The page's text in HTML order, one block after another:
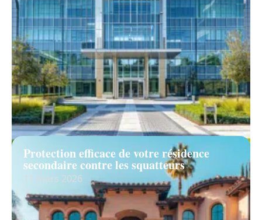
Protection efficace de votre résidence
secondaire contre les squatteurs
11 mars 2026